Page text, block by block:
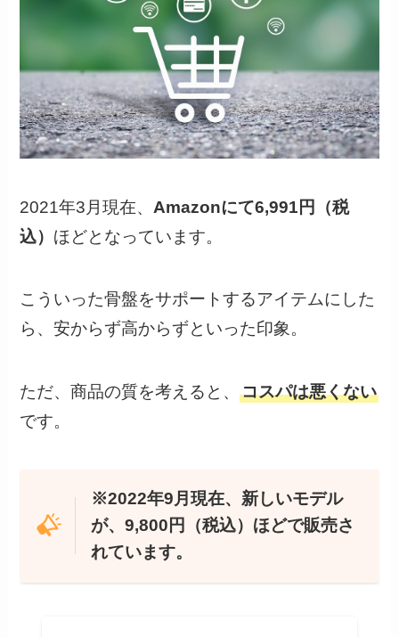
2021年3月現在、 Amazonにて6,991円（税
込） ほどとなっています。
こういった骨盤をサポートするアイテムにした
ら、安からず高からずといった印象。
ただ、商品の質を考えると、コスパは悪くない
です。
※2022年9月現在、新しいモデル
が、9,800円（税込）ほどで販売さ
れています。